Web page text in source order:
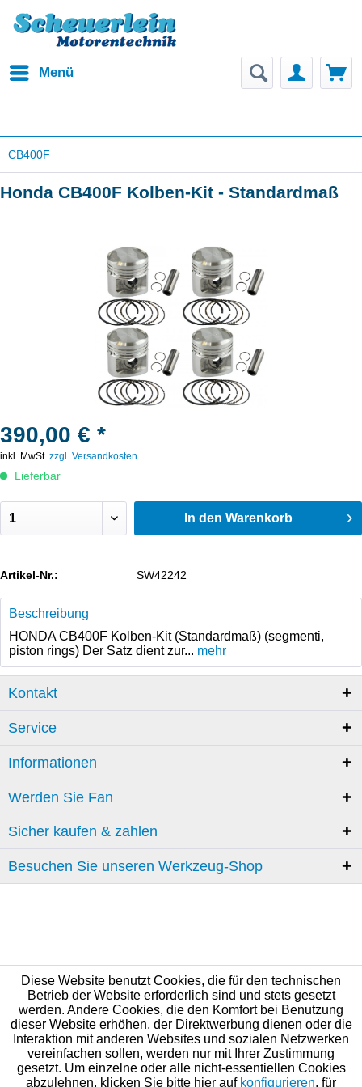
Menü
CB400F
Honda CB400F Kolben-Kit - Standardmaß
390,00 € *
inkl. MwSt. zzgl. Versandkosten
Lieferbar
In den Warenkorb
Artikel-Nr.: SW42242
Beschreibung
HONDA CB400F Kolben-Kit (Standardmaß) (segmenti,
piston rings) Der Satz dient zur... mehr
Kontakt
Service
Informationen
Werden Sie Fan
Sicher kaufen & zahlen
Besuchen Sie unseren Werkzeug-Shop
Diese Website benutzt Cookies, die für den technischen
Betrieb der Website erforderlich sind und stets gesetzt
werden. Andere Cookies, die den Komfort bei Benutzung
dieser Website erhöhen, der Direktwerbung dienen oder die
Interaktion mit anderen Websites und sozialen Netzwerken
vereinfachen sollen, werden nur mit Ihrer Zustimmung
gesetzt. Um einzelne oder alle nicht-essentiellen Cookies
abzulehnen, klicken Sie bitte hier auf konfigurieren, für